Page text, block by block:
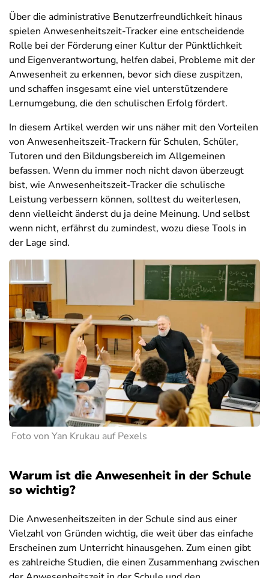
Über die administrative Benutzerfreundlichkeit hinaus
spielen Anwesenheitszeit-Tracker eine entscheidende
Rolle bei der Förderung einer Kultur der Pünktlichkeit
und Eigenverantwortung, helfen dabei, Probleme mit der
Anwesenheit zu erkennen, bevor sich diese zuspitzen,
und schaffen insgesamt eine viel unterstützendere
Lernumgebung, die den schulischen Erfolg fördert.
In diesem Artikel werden wir uns näher mit den Vorteilen
von Anwesenheitszeit-Trackern für Schulen, Schüler,
Tutoren und den Bildungsbereich im Allgemeinen
befassen. Wenn du immer noch nicht davon überzeugt
bist, wie Anwesenheitszeit-Tracker die schulische
Leistung verbessern können, solltest du weiterlesen,
denn vielleicht änderst du ja deine Meinung. Und selbst
wenn nicht, erfährst du zumindest, wozu diese Tools in
der Lage sind.
Foto von Yan Krukau auf Pexels
Warum ist die Anwesenheit in der Schule
so wichtig?
Die Anwesenheitszeiten in der Schule sind aus einer
Vielzahl von Gründen wichtig, die weit über das einfache
Erscheinen zum Unterricht hinausgehen. Zum einen gibt
es zahlreiche Studien, die einen Zusammenhang zwischen